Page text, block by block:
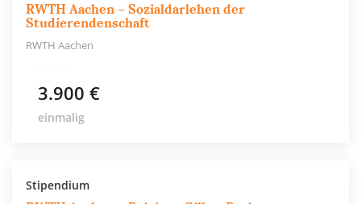
RWTH Aachen – Sozialdarlehen der
Studierendenschaft
RWTH Aachen
3.900 €
einmalig
Stipendium